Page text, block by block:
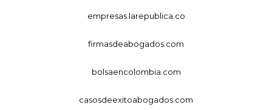
empresas.larepublica.co
firmasdeabogados.com
bolsaencolombia.com
casosdeexitoabogados.com